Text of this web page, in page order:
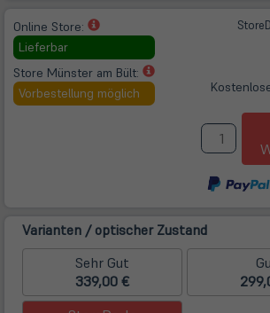
Online Store:
(öffnet
neuem
Tab)
Lieferbar
Store Münster am Bült:
(öffnet
in
neuem
Vorbestellung möglich
Store
Varianten / optischer Zustand
Sehr Gut
339,00 €